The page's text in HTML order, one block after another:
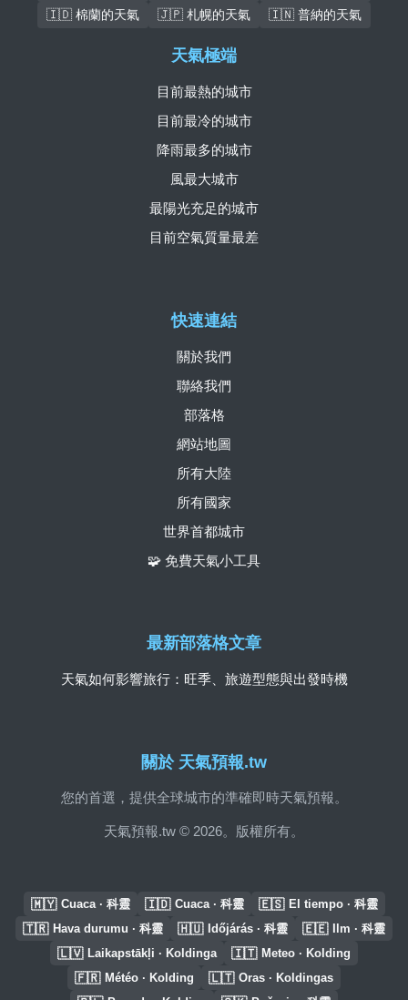
🇮🇩 棉蘭的天氣
🇯🇵 札幌的天氣 🇮🇳 普納的天氣
關於 天氣預報.tw
您的首選，提供全球城市的準確即時天氣預報。
天氣預報.tw © 2026。版權所有。
快速連結
關於我們
聯絡我們
部落格
網站地圖
所有大陸
所有國家
世界首都城市
🧩 免費天氣小工具
天氣極端
目前最熱的城市
目前最冷的城市
降雨最多的城市
風最大城市
最陽光充足的城市
目前空氣質量最差
最新部落格文章
天氣如何影響旅行：旺季、旅遊型態與出發時機
🇲🇾 Cuaca · 科靈 🇮🇩 Cuaca · 科靈 🇪🇸 El tiempo · 科靈
🇹🇷 Hava durumu · 科靈 🇭🇺 Időjárás · 科靈 🇪🇪 Ilm · 科靈
🇱🇻 Laikapstākļi · Koldinga 🇮🇹 Meteo · Kolding
🇫🇷 Météo · Kolding 🇱🇹 Oras · Koldingas